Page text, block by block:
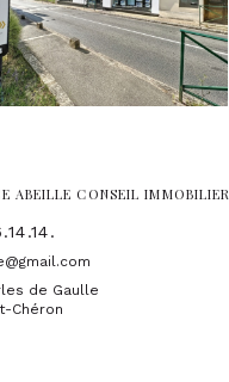
ABEILLE CONSEIL IMMOBILIER
de Gaulle
Chéron